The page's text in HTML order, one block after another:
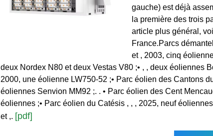
gauche) est déjà
la première des trois
article plus général,
France.Parcs
et , 2003, cinq
deux Nordex N80 et deux Vestas V80 ;• , , deux éoliennes
2000, une éolienne LW750-52 ;• Parc éolien des Cantons
éoliennes Senvion MM92 ;. . • Parc éolien des Cent
éoliennes ;• Parc éolien du Catésis , , , 2025, neuf
et ,. [pdf]